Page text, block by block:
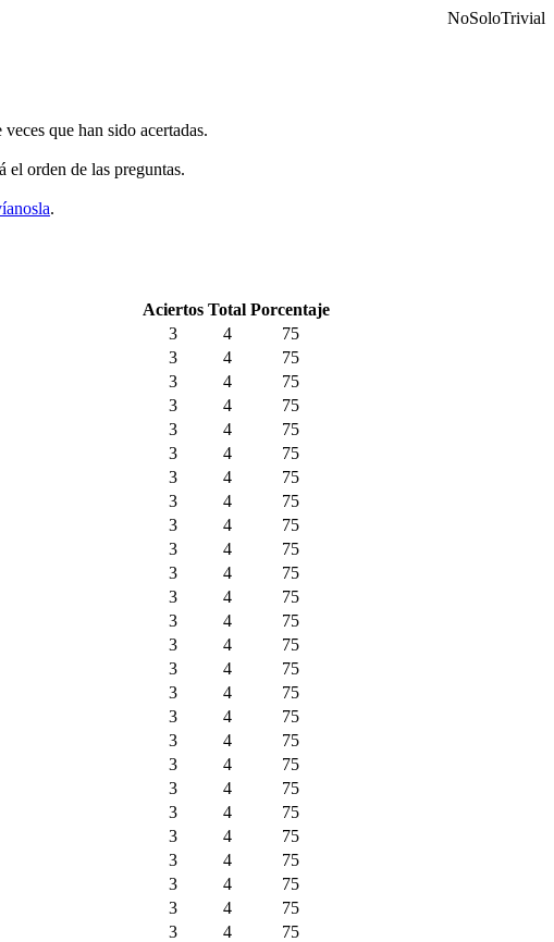
NoSoloTrivial
que han sido acertadas.
el orden de las preguntas.
.
Aciertos Total Porcentaje
3 4
75
3 4
75
3 4
75
3 4
75
3 4
75
3 4
75
3 4
75
3 4
75
3 4
75
3 4
75
3 4
75
3 4
75
3 4
75
3 4
75
3 4
75
3 4
75
3 4
75
3 4
75
3 4
75
3 4
75
3 4
75
3 4
75
3 4
75
3 4
75
3 4
75
3 4
75